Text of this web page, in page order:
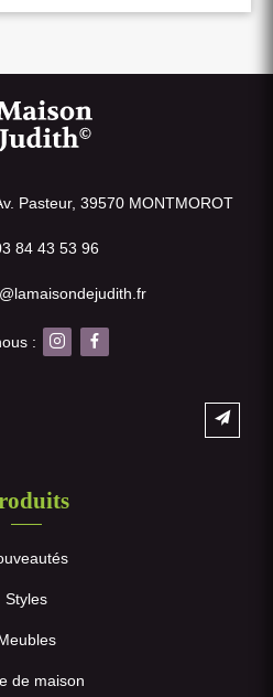
Pasteur, 39570 MONTMOROT
84 43 53 96
:
Styles
de maison